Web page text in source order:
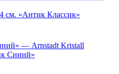
см. «Антик Классик»
Синий»